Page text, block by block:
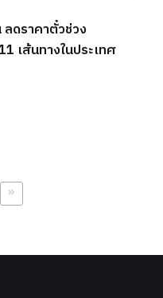
ดราคาตั๋วช่วง
เส้นทางในประเทศ
»